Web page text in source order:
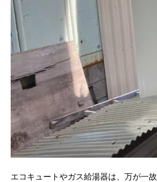
エコキュートやガス給湯器は、万が一